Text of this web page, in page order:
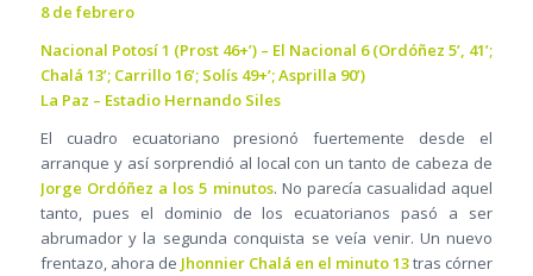
8 de febrero
Nacional Potosí 1 (Prost 46+’) – El Nacional 6 (Ordóñez 5’, 41’;
Chalá 13’; Carrillo 16’; Solís 49+’; Asprilla 90’)
La Paz – Estadio Hernando Siles
El cuadro ecuatoriano presionó fuertemente desde el
arranque y así sorprendió al local con un tanto de cabeza de
Jorge Ordóñez a los 5 minutos. No parecía casualidad aquel
tanto, pues el dominio de los ecuatorianos pasó a ser
abrumador y la segunda conquista se veía venir. Un nuevo
frentazo, ahora de Jhonnier Chalá en el minuto 13tras córner